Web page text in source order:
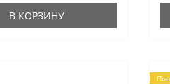
В КОРЗИНУ